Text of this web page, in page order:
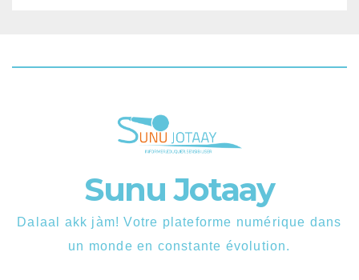
Sunu Jotaay
Dalaal akk jàm! Votre plateforme numérique dans
un monde en constante évolution.